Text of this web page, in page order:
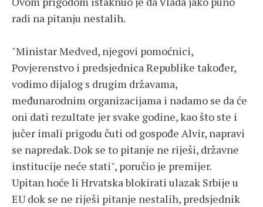
radi na pitanju nestalih.
"Ministar Medved, njegovi pomoćnici,
Povjerenstvo i predsjednica Republike također,
vodimo dijalog s drugim državama,
međunarodnim organizacijama i nadamo se da će
oni dati rezultate jer svake godine, kao što ste i
jučer imali prigodu čuti od gospođe Alvir, napravi
se napredak. Dok se to pitanje ne riješi, državne
institucije neće stati", poručio je premijer.
Upitan hoće li Hrvatska blokirati ulazak Srbije u
EU dok se ne riješi pitanje nestalih, predsjednik